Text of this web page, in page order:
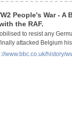
People's War - A
the RAF.
to resist any
attacked Belgium his
www.bbc.co.uk/history/